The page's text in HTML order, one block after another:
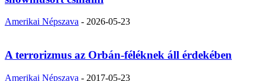
Amerikai Népszava - 2026-05-23
A terrorizmus az Orbán-féléknek áll érdekében
Amerikai Népszava - 2017-05-23